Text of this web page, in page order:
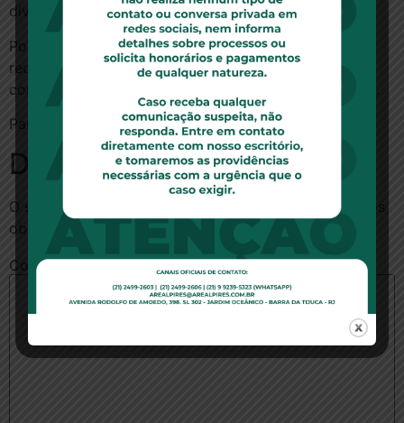
divergência jurisprudencial não foi demonstrada.
Por todas essas razões, negou-se seguimento ao
recurso especial. A decisão individual do ministro foi
confirmada pelos demais ministros da Terceira Turma.
Para ler essa notícia no site do STJ, clique aqui
Deixe um comentário
O seu endereço de e-mail não será publicado.
Campos
obrigatórios são marcados com *
Comentário*